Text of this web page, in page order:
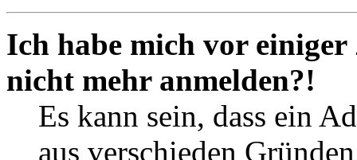
Ich habe mich vor
nicht mehr anmelden?!
Es kann sein, dass ein
aus verschieden